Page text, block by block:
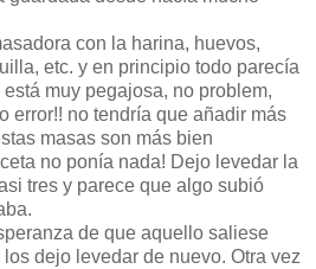
con la harina, huevos,
etc. y en principio todo parecía
muy pegajosa, no problem,
error!! no tendría que añadir más
masas son más bien
no ponía nada! Dejo levedar la
tres y parece que algo subió
de que aquello saliese
dejo levedar de nuevo. Otra vez